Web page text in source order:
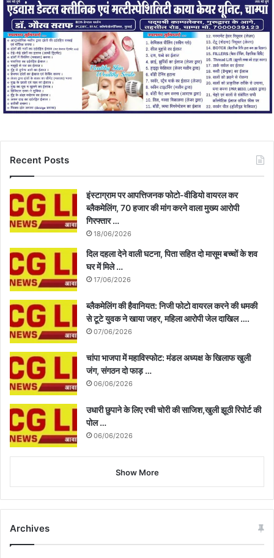
Recent Posts
इंस्टाग्राम पर आपत्तिजनक फोटो-वीडियो वायरल कर
ब्लैकमेलिंग, 70 हजार की मांग करने वाला मुख्य आरोपी
गिरफ्तार …
18/06/2026
दिल दहला देने वाली घटना, पिता सहित दो मासूम बच्चों के शव
घर में मिले …
17/06/2026
ब्लैकमेलिंग की हैवानियत: निजी फोटो वायरल करने की धमकी
से टूटे युवक ने खाया जहर, महिला आरोपी जेल दाखिल ….
07/06/2026
चांपा भाजपा में महाविस्फोट: मंडल अध्यक्ष के खिलाफ खुली
जंग, संगठन दो फाड़ …
06/06/2026
उधारी छुपाने के लिए रची चोरी की साजिश,खुली झूठी रिपोर्ट की
पोल …
06/06/2026
Show More
Archives